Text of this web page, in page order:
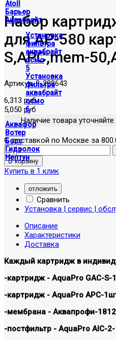
Atoll
Барьер
Аквабрайт
Установка
фильтра
аквабрайт
осмо
5
Установка
фильтра
аквабрайт
осмо
6
Аквафор
Вотер
Босс
Гидролок
Нептун
Набор
для AP-580
S,APC,mem-
Артикул:0-288643
6,313 руб
5,050 руб
Наличие товара
С доставкой по Москве за
Купить в 1 клик
отложить
Сравнить
Установка | сервис |
Описание
Характеристики
Доставка
Каждый картридж в
-картридж - AquaPro GAC-S-
-картридж - AquaPro APC-
-мембрана - Аквапрофи-
-постфильтр - AquaPro AIC-